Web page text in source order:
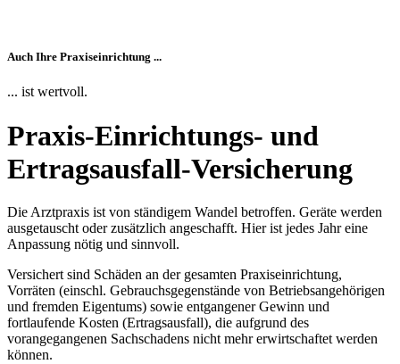
Auch Ihre Praxiseinrichtung ...
... ist wertvoll.
Praxis-Einrichtungs- und
Ertragsausfall-Versicherung
Die Arztpraxis ist von ständigem Wandel betroffen. Geräte werden
ausgetauscht oder zusätzlich angeschafft. Hier ist jedes Jahr eine
Anpassung nötig und sinnvoll.
Versichert sind Schäden an der gesamten Praxiseinrichtung,
Vorräten (einschl. Gebrauchsgegenstände von Betriebsangehörigen
und fremden Eigentums) sowie entgangener Gewinn und
fortlaufende Kosten (Ertragsausfall), die aufgrund des
vorangegangenen Sachschadens nicht mehr erwirtschaftet werden
können.